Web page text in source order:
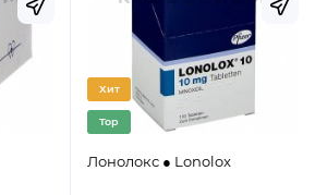
Хит
Top
Лонолокс ● Lonolox